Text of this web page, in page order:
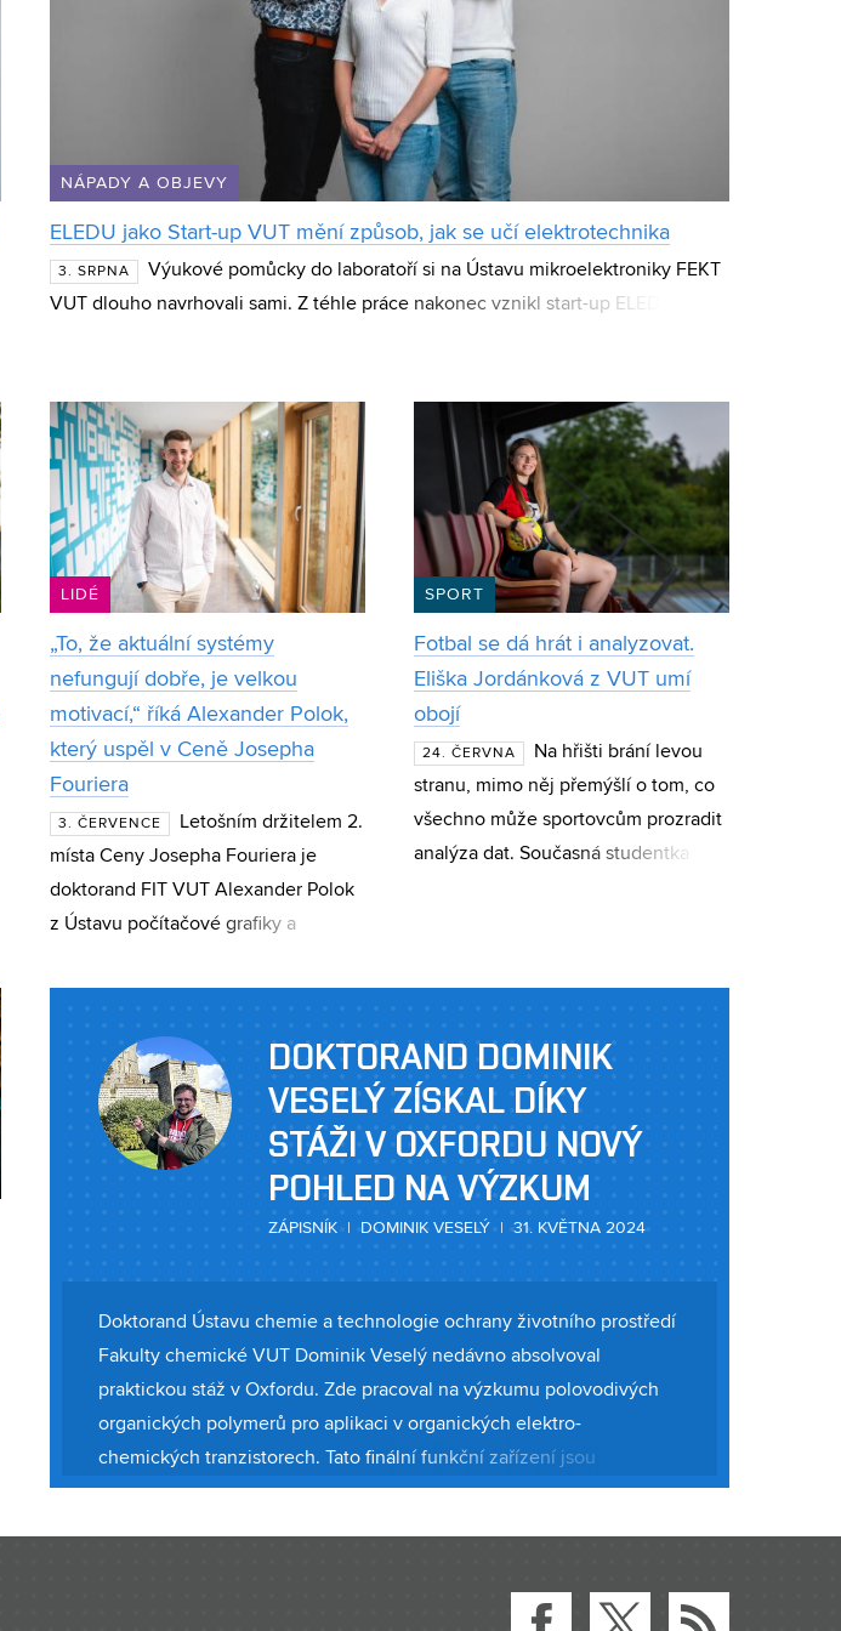
NÁPADY A OBJEVY
ELEDU jako Start-up VUT mění způsob, jak se učí elektrotechnika
3. SRPNA
Výukové pomůcky do laboratoří si na Ústavu mikroelektroniky FEKT
VUT dlouho navrhovali sami. Z téhle práce nakonec vznikl start-up ELEDU, který
LIDÉ
„To, že aktuální systémy
nefungují dobře, je velkou
motivací,“ říká Alexander Polok,
který uspěl v Ceně Josepha
Fouriera
3. ČERVENCE
Letošním držitelem 2.
místa Ceny Josepha Fouriera je
doktorand FIT VUT Alexander Polok
z Ústavu počítačové grafiky a
studentů doktorského studia v oboru
počítačov
SPORT
Fotbal se dá hrát i analyzovat.
Eliška Jordánková z VUT umí
obojí
24. ČERVNA
Na hřišti brání levou
stranu, mimo něj přemýšlí o tom, co
všechno může sportovcům prozradit
analýza dat. Současná studentka
DOKTORAND DOMINIK
VESELÝ ZÍSKAL DÍKY
STÁŽI V OXFORDU NOVÝ
POHLED NA VÝZKUM
ZÁPISNÍK | DOMINIK VESELÝ | 31. KVĚTNA 2024
Doktorand Ústavu chemie a technologie ochrany životního prostředí
Fakulty chemické VUT Dominik Veselý nedávno absolvoval
praktickou stáž v Oxfordu. Zde pracoval na výzkumu polovodivých
organických polymerů pro aplikaci v organických elektro-
chemických tranzistorech. Tato finální funkční zařízení jsou
využitelná napříkl